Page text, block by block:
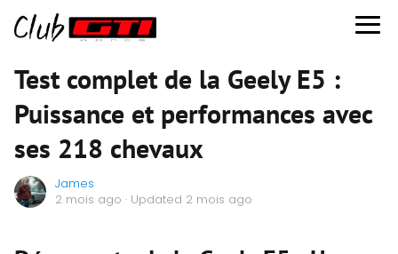
Test complet de la Geely E5 :
Puissance et performances avec
ses 218 chevaux
James
2 mois ago · Updated 2 mois ago